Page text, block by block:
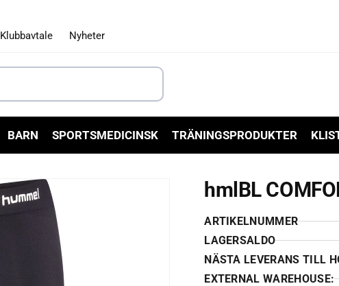
Klubbavtale Nyheter
BARN SPORTSMEDICINSK TRÄNINGSPRODUKTER
hmlBL
ARTIKELNUMMER
LAGERSALDO
NÄSTA LEVERANS TILL
EXTERNAL WAREHOUSE: